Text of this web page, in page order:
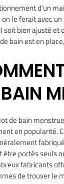
d’un
le ferait avec
soit bien ajusté et
bain est en
de bain
en popularité.
être portés seuls
fabricants
de trouver le